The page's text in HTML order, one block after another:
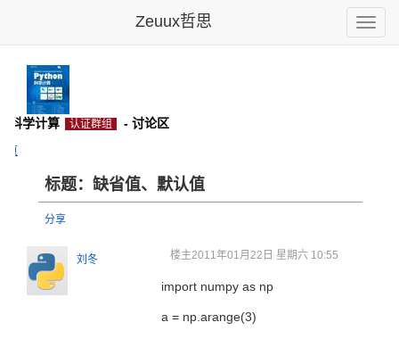
Toggle
Zeuux哲思
科学计算 认证群组 - 讨论区
页
标题：缺省值、默认值
分享
刘冬 楼主2011年01月22日 星期六 10:55
import numpy as np
a = np.arange(3)